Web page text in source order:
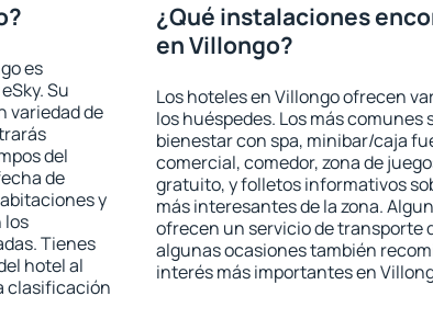
es
Su
variedad de
del
de
y
los
Tienes
hotel al
clasificación
¿Qué instalaciones
en Villongo?
Los hoteles en Villongo ofrecen
los huéspedes. Los más comunes
bienestar con spa, minibar/caja
comercial, comedor, zona de
gratuito, y folletos informativos
más interesantes de la zona.
ofrecen un servicio de transporte
algunas ocasiones también
interés más importantes en